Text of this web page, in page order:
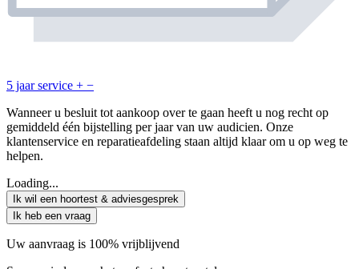
5 jaar service + −
Wanneer u besluit tot aankoop over te gaan heeft u nog recht op
gemiddeld één bijstelling per jaar van uw audicien. Onze
klantenservice en reparatieafdeling staan altijd klaar om u op weg te
helpen.
Loading...
Ik wil een hoortest & adviesgesprek
Ik heb een vraag
Uw aanvraag is 100% vrijblijvend